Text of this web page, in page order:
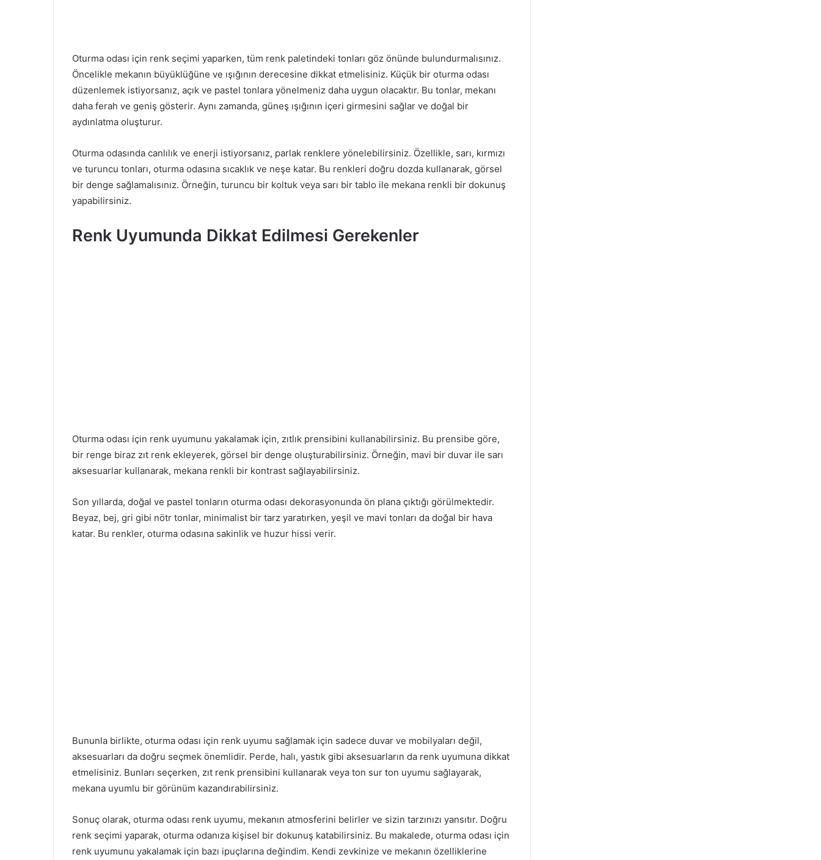
Oturma odası için renk seçimi yaparken, tüm renk paletindeki tonları göz önünde bulundurmalısınız.
Öncelikle mekanın büyüklüğüne ve ışığının derecesine dikkat etmelisiniz. Küçük bir oturma odası
düzenlemek istiyorsanız, açık ve pastel tonlara yönelmeniz daha uygun olacaktır. Bu tonlar, mekanı
daha ferah ve geniş gösterir. Aynı zamanda, güneş ışığının içeri girmesini sağlar ve doğal bir
aydınlatma oluşturur.
Oturma odasında canlılık ve enerji istiyorsanız, parlak renklere yönelebilirsiniz. Özellikle, sarı, kırmızı
ve turuncu tonları, oturma odasına sıcaklık ve neşe katar. Bu renkleri doğru dozda kullanarak, görsel
bir denge sağlamalısınız. Örneğin, turuncu bir koltuk veya sarı bir tablo ile mekana renkli bir dokunuş
yapabilirsiniz.
Renk Uyumunda Dikkat Edilmesi Gerekenler
Oturma odası için renk uyumunu yakalamak için, zıtlık prensibini kullanabilirsiniz. Bu prensibe göre,
bir renge biraz zıt renk ekleyerek, görsel bir denge oluşturabilirsiniz. Örneğin, mavi bir duvar ile sarı
aksesuarlar kullanarak, mekana renkli bir kontrast sağlayabilirsiniz.
Son yıllarda, doğal ve pastel tonların oturma odası dekorasyonunda ön plana çıktığı görülmektedir.
Beyaz, bej, gri gibi nötr tonlar, minimalist bir tarz yaratırken, yeşil ve mavi tonları da doğal bir hava
katar. Bu renkler, oturma odasına sakinlik ve huzur hissi verir.
Bununla birlikte, oturma odası için renk uyumu sağlamak için sadece duvar ve mobilyaları değil,
aksesuarları da doğru seçmek önemlidir. Perde, halı, yastık gibi aksesuarların da renk uyumuna dikkat
etmelisiniz. Bunları seçerken, zıt renk prensibini kullanarak veya ton sur ton uyumu sağlayarak,
mekana uyumlu bir görünüm kazandırabilirsiniz.
Sonuç olarak, oturma odası renk uyumu, mekanın atmosferini belirler ve sizin tarzınızı yansıtır. Doğru
renk seçimi yaparak, oturma odanıza kişisel bir dokunuş katabilirsiniz. Bu makalede, oturma odası için
renk uyumunu yakalamak için bazı ipuçlarına değindim. Kendi zevkinize ve mekanın özelliklerine